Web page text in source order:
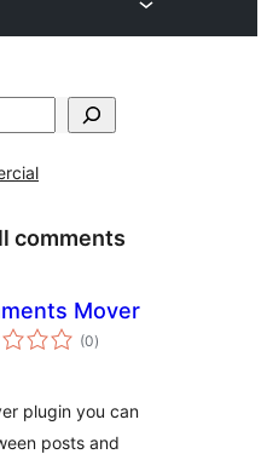
comments
Mover
(0कुल
दर)
plugin you can
posts and